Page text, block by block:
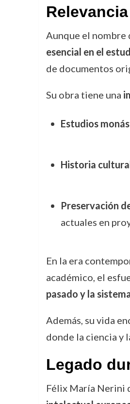
Aunque el nombre
esencial en el
de documentos
Su obra tiene una
Estudios
Historia
Preservación
actuales en
En la era
académico, el
pasado y la
Además, su vida
donde la ciencia y
Legado
Félix María Nerini